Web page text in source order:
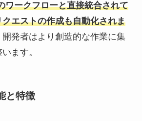
ワークフローと直接統合されて
エストの作成も自動化されま
発者はより創造的な作業に集
ます。
と特徴